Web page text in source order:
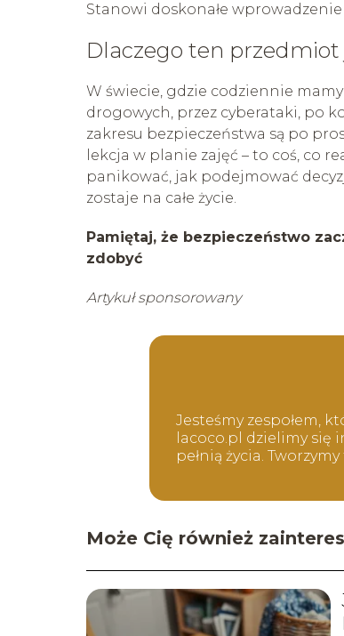
Stanowi doskonałe
Dlaczego ten przedmiot
W świecie, gdzie codziennie
drogowych, przez cyberataki, po
zakresu bezpieczeństwa są po
lekcja w planie zajęć – to coś, co
panikować, jak podejmować
zostaje na całe życie.
Pamiętaj, że bezpieczeństwo
zdobyć
Artykuł sponsorowany
Jesteśmy zespołem,
lacoco.pl dzielimy się
pełnią życia.
Może Cię również